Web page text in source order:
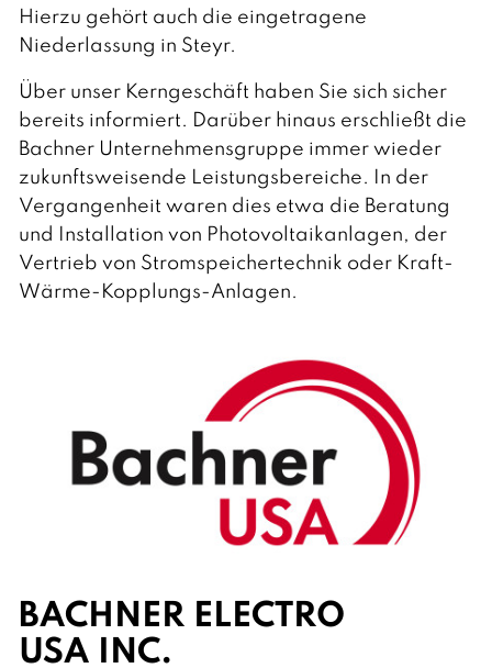
e
l
D
e
u
s
h
Hierzu gehört auch die eingetragene
Niederlassung in Steyr.
Über unser Kerngeschäft haben Sie sich sicher
bereits informiert. Darüber hinaus erschließt die
Bachner Unternehmensgruppe immer wieder
zukunftsweisende Leistungsbereiche. In der
Vergangenheit waren dies etwa die Beratung
und Installation von Photovoltaikanlagen, der
Vertrieb von Stromspeichertechnik oder Kraft-
Wärme-Kopplungs-Anlagen.
BACHNER ELECTRO
USA INC.